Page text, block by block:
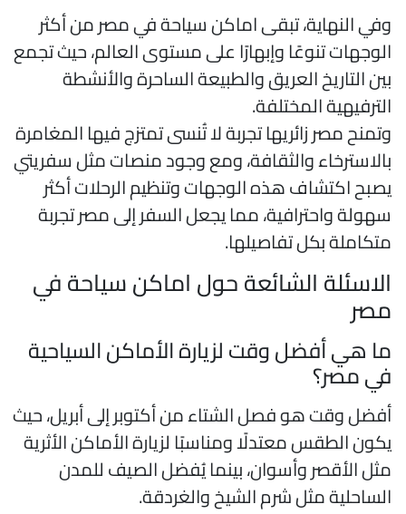
النهاية، تبقى اماكن سياحة في مصر من أكثر
تنوعًا وإبهارًا على مستوى العالم، حيث تجمع
التاريخ العريق والطبيعة الساحرة والأنشطة
المختلفة.
مصر زائريها تجربة لا تُنسى تمتزج فيها المغامرة
والثقافة، ومع وجود منصات مثل سفريتي
اكتشاف هذه الوجهات وتنظيم الرحلات أكثر
واحترافية، مما يجعل السفر إلى مصر تجربة
بكل تفاصيلها.
الشائعة حول اماكن سياحة في
هي أفضل وقت لزيارة الأماكن السياحية
مصر؟
وقت هو فصل الشتاء من أكتوبر إلى أبريل، حيث
الطقس معتدلًا ومناسبًا لزيارة الأماكن الأثرية
الأقصر وأسوان، بينما يُفضل الصيف للمدن
مثل شرم الشيخ والغردقة.